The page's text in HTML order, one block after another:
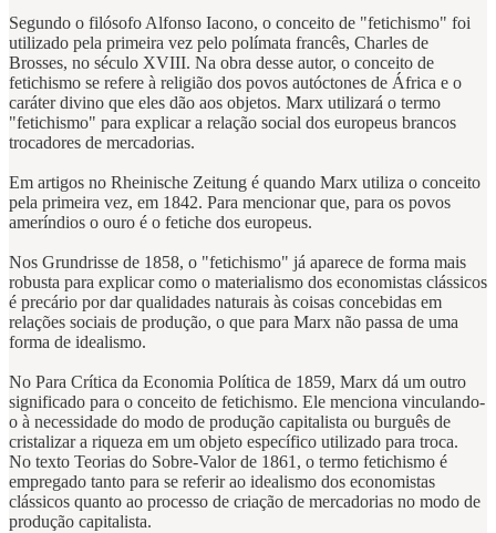
Segundo o filósofo Alfonso Iacono, o conceito de "fetichismo" foi
utilizado pela primeira vez pelo polímata francês, Charles de
Brosses, no século XVIII. Na obra desse autor, o conceito de
fetichismo se refere à religião dos povos autóctones de África e o
caráter divino que eles dão aos objetos. Marx utilizará o termo
"fetichismo" para explicar a relação social dos europeus brancos
trocadores de mercadorias.
Em artigos no Rheinische Zeitung é quando Marx utiliza o conceito
pela primeira vez, em 1842. Para mencionar que, para os povos
ameríndios o ouro é o fetiche dos europeus.
Nos Grundrisse de 1858, o "fetichismo" já aparece de forma mais
robusta para explicar como o materialismo dos economistas clássicos
é precário por dar qualidades naturais às coisas concebidas em
relações sociais de produção, o que para Marx não passa de uma
forma de idealismo.
No Para Crítica da Economia Política de 1859, Marx dá um outro
significado para o conceito de fetichismo. Ele menciona vinculando-
o à necessidade do modo de produção capitalista ou burguês de
cristalizar a riqueza em um objeto específico utilizado para troca.
No texto Teorias do Sobre-Valor de 1861, o termo fetichismo é
empregado tanto para se referir ao idealismo dos economistas
clássicos quanto ao processo de criação de mercadorias no modo de
produção capitalista.